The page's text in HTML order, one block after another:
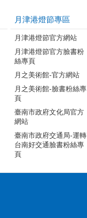
月津港燈節專區
月津港燈節官方網站
月津港燈節官方臉書粉
絲專頁
月之美術館-官方網站
月之美術館-臉書粉絲專
頁
臺南市政府文化局官方
網站
臺南市政府交通局-運轉
台南好交通臉書粉絲專
頁